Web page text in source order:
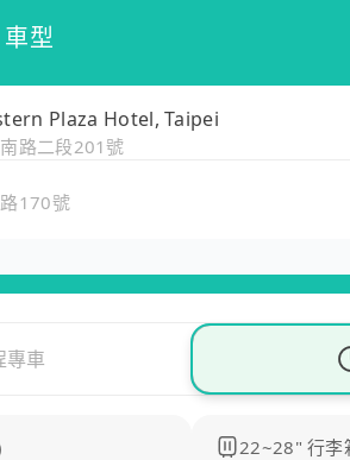
型
Plaza Hotel, Taipei
路二段201號
170號
專車
22~28" 行李